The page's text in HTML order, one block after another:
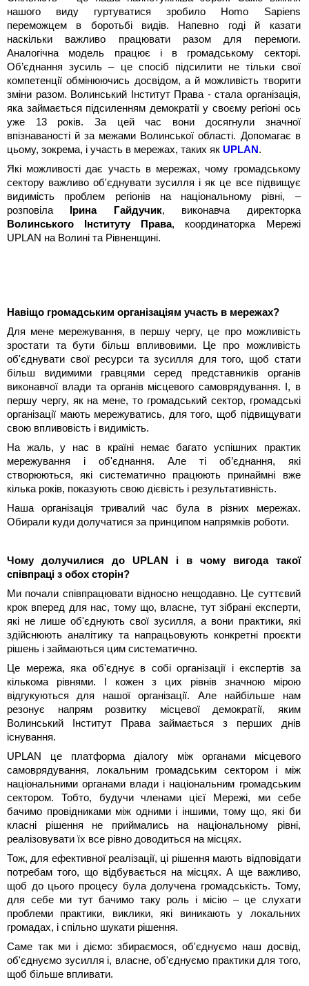
нашого виду гуртуватися зробило Homo Sapiens
переможцем в боротьбі видів. Напевно годі й казати
наскільки важливо працювати разом для перемоги.
Аналогічна модель працює і в громадському секторі.
Об’єднання зусиль – це спосіб підсилити не тільки свої
компетенції обмінюючись досвідом, а й можливість творити
зміни разом. Волинський Інститут Права - стала організація,
яка займається підсиленням демократії у своєму регіоні ось
уже 13 років. За цей час вони досягнули значної
впізнаваності й за межами Волинської області. Допомагає в
цьому, зокрема, і участь в мережах, таких як UPLAN .
Які можливості дає участь в мережах, чому громадському
сектору важливо об'єднувати зусилля і як це все підвищує
видимість проблем регіонів на національному рівні, –
розповіла
Ірина Гайдучик, виконавча директорка
Волинського Інституту Права, координаторка Мережі
UPLAN на Волині та Рівненщині.
Навіщо громадським організаціям участь в мережах?
Для мене мережування, в першу чергу, це про можливість
зростати та бути більш впливовими. Це про можливість
об'єднувати свої ресурси та зусилля для того, щоб стати
більш видимими гравцями серед представників органів
виконавчої влади та органів місцевого самоврядування. І, в
першу чергу, як на мене, то громадський сектор, громадські
організації мають мережуватись, для того, щоб підвищувати
свою впливовість і видимість.
На жаль, у нас в країні немає багато успішних практик
мережування і об'єднання. Але ті об’єднання, які
створюються, які систематично працюють принаймні вже
кілька років, показують свою дієвість і результативність.
Наша організація тривалий час була в різних мережах.
Обирали куди долучатися за принципом напрямків роботи.
Чому долучилися до UPLAN і в чому вигода такої
співпраці з обох сторін?
Ми почали співпрацювати відносно нещодавно. Це суттєвий
крок вперед для нас, тому що, власне, тут зібрані експерти,
які не лише об'єднують свої зусилля, а вони практики, які
здійснюють аналітику та напрацьовують конкретні проєкти
рішень і займаються цим систематично.
Це мережа, яка об'єднує в собі організації і експертів за
кількома рівнями. І кожен з цих рівнів значною мірою
відгукуються для нашої організації. Але найбільше нам
резонує напрям розвитку місцевої демократії, яким
Волинський Інститут Права займається з перших днів
існування.
UPLAN це платформа діалогу між органами місцевого
самоврядування, локальним громадським сектором і між
національними органами влади і національним громадським
сектором. Тобто, будучи членами цієї Мережі, ми себе
бачимо провідниками між одними і іншими, тому що, які би
класні рішення не приймались на національному рівні,
реалізовувати їх все рівно доводиться на місцях.
Тож, для ефективної реалізації, ці рішення мають відповідати
потребам того, що відбувається на місцях. А ще важливо,
щоб до цього процесу була долучена громадськість. Тому,
для себе ми тут бачимо таку роль і місію – це слухати
проблеми практики, виклики, які виникають у локальних
громадах, і спільно шукати рішення.
Саме так ми і діємо: збираємося, об'єднуємо наш досвід,
об'єднуємо зусилля і, власне, об'єднуємо практики для того,
щоб більше впливати.